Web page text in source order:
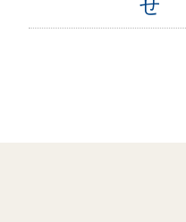
せ